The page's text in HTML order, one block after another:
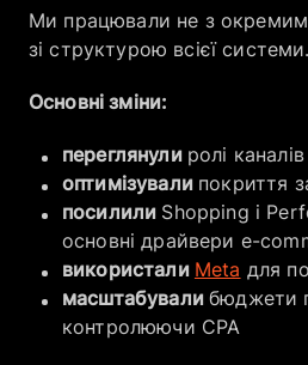
Ми працювали не з
зі структурою всієї системи.
Основні зміни:
переглянули ролі каналів
оптимізували покриття
посилили Shopping і
основні драйвери e-
використали Meta для
масштабувалибюджети
контролюючи CPA